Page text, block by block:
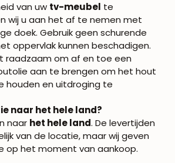
van uw tv-meubel te
wij u aan het af te nemen met
doek. Gebruik geen schurende
oppervlak kunnen beschadigen.
raadzaam om af en toe een
aan te brengen om het hout
houden en uitdroging te
naar het hele land?
naar het hele land. De levertijden
van de locatie, maar wij geven
op het moment van aankoop.